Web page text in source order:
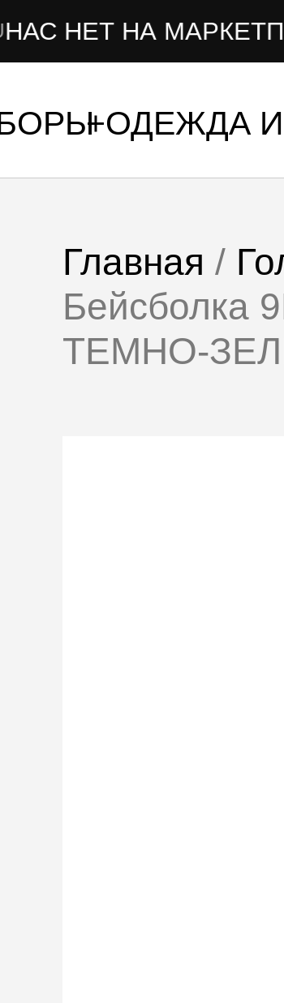
НА МАРКЕТПЛЕЙСАХ
ОДЕЖДА
Главная /
Бейсболка
ТЕМНО-